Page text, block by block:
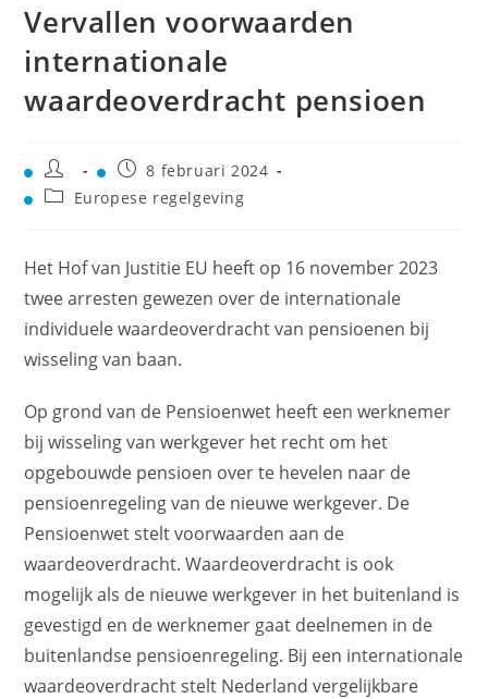
Vervallen voorwaarden
internationale
waardeoverdracht pensioen
8 februari 2024
Europese regelgeving
Het Hof van Justitie EU heeft op 16 november 2023
twee arresten gewezen over de internationale
individuele waardeoverdracht van pensioenen bij
wisseling van baan.
Op grond van de Pensioenwet heeft een werknemer
bij wisseling van werkgever het recht om het
opgebouwde pensioen over te hevelen naar de
pensioenregeling van de nieuwe werkgever. De
Pensioenwet stelt voorwaarden aan de
waardeoverdracht. Waardeoverdracht is ook
mogelijk als de nieuwe werkgever in het buitenland is
gevestigd en de werknemer gaat deelnemen in de
buitenlandse pensioenregeling. Bij een internationale
waardeoverdracht stelt Nederland vergelijkbare